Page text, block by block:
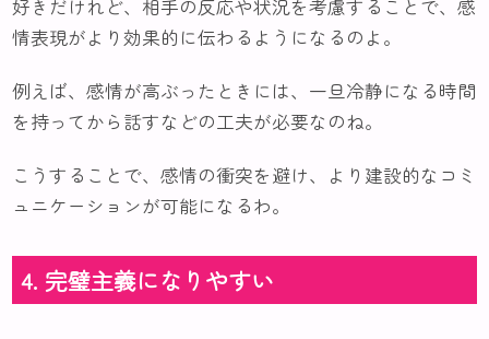
好きだけれど、相手の反応や状況を考慮することで、感
情表現がより効果的に伝わるようになるのよ。
例えば、感情が高ぶったときには、一旦冷静になる時間
を持ってから話すなどの工夫が必要なのね。
こうすることで、感情の衝突を避け、より建設的なコミ
ュニケーションが可能になるわ。
4. 完璧主義になりやすい